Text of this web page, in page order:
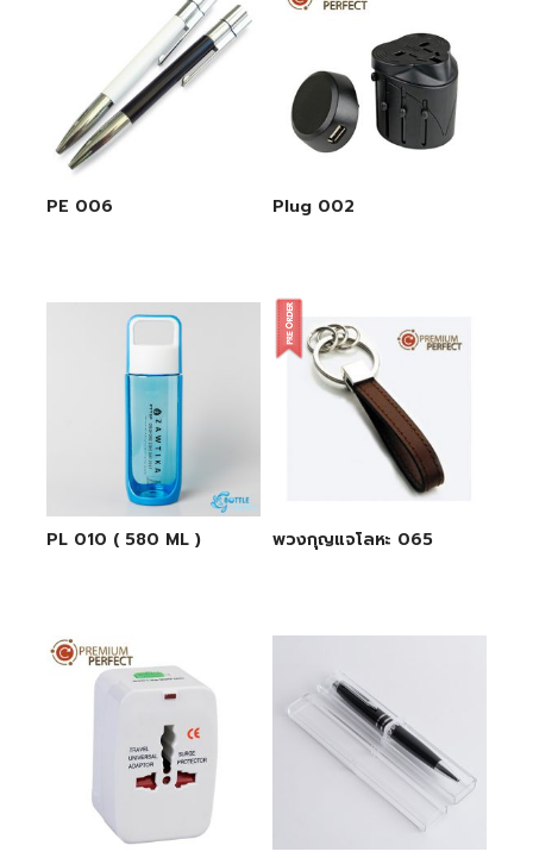
PE 006 Plug 002
PL 010 ( 580 ML ) พวงกุญแจโลหะ 065